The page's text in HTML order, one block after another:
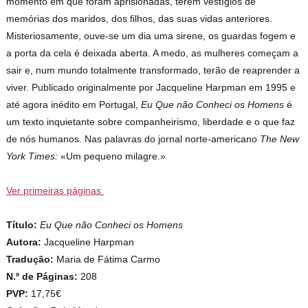
memórias dos maridos, dos filhos, das suas vidas anteriores.
Misteriosamente, ouve-se um dia uma sirene, os guardas fogem e
a porta da cela é deixada aberta. A medo, as mulheres começam a
sair e, num mundo totalmente transformado, terão de reaprender a
viver. Publicado originalmente por Jacqueline Harpman em 1995 e
até agora inédito em Portugal,Eu Que não Conheci os Homensé
um texto inquietante sobre companheirismo, liberdade e o que faz
de nós humanos. Nas palavras do jornal norte-americano The New
York Times:«Um pequeno milagre.»
Ver primeiras páginas
Título:Eu Que não Conheci os Homens
Autora:Jacqueline Harpman
Tradução: Maria de Fátima Carmo
N.º de Páginas:208
PVP: 17,75€